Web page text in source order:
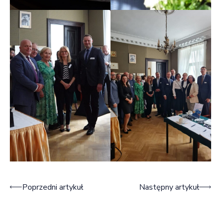
Nawigacja wpisu
Poprzedni artykuł Następny artykuł